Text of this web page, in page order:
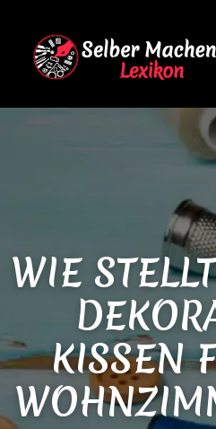
WIE
KISSEN